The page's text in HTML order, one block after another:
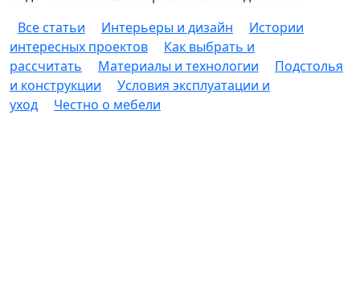
Все статьи
Интерьеры и дизайн
Истории
интересных проектов
Как выбрать и
рассчитать
Материалы и технологии
Подстолья
и конструкции
Условия эксплуатации и
уход
Честно о мебели